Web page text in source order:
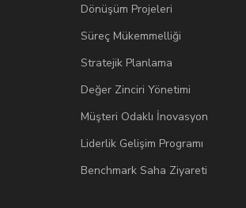
Dönüşüm Projeleri
Süreç Mükemmelliği
Stratejik Planlama
Değer Zinciri Yönetimi
Müşteri Odaklı İnovasyon
Liderlik Gelişim Programı
Benchmark Saha Ziyareti